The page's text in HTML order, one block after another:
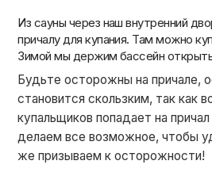
Из сауны через наш внутренний
причалу для купания. Там можно
Зимой мы держим бассейн
Будьте осторожны на причале,
становится скользким, так как
купальщиков попадает на
делаем все возможное, чтобы
же призываем к осторожности!